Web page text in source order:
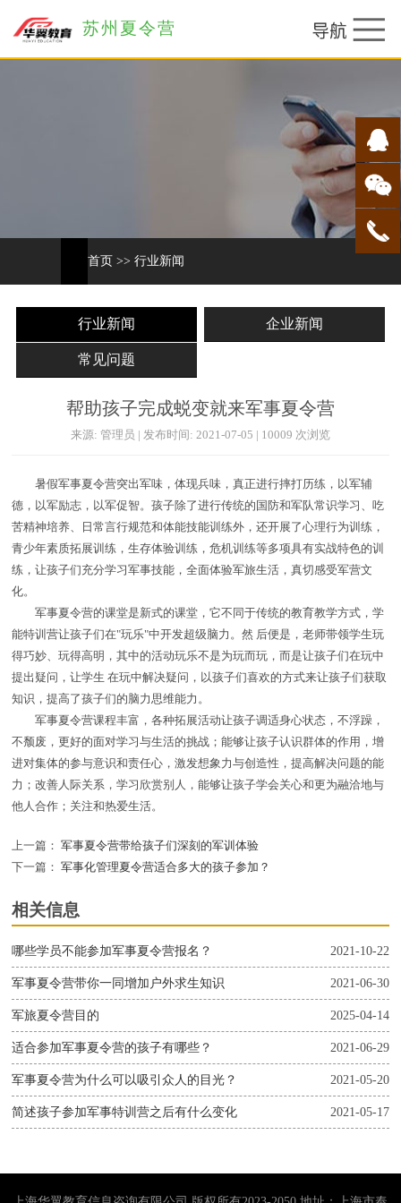
苏州夏令营
首页 >> 行业新闻
行业新闻 企业新闻
常见问题
帮助孩子完成蜕变就来军事夏令营
来源: 管理员 | 发布时间: 2021-07-05 | 10009 次浏览
暑假军事夏令营突出军味，体现兵味，真正进行摔打历练，以军辅
德，以军励志，以军促智。孩子除了进行传统的国防和军队常识学习、吃
苦精神培养、日常言行规范和体能技能训练外，还开展了心理行为训练，
青少年素质拓展训练，生存体验训练，危机训练等多项具有实战特色的训
练，让孩子们充分学习军事技能，全面体验军旅生活，真切感受军营文
化。
军事夏令营的课堂是新式的课堂，它不同于传统的教育教学方式，学
能特训营让孩子们在"玩乐"中开发超级脑力。然 后便是，老师带领学生玩
得巧妙、玩得高明，其中的活动玩乐不是为玩而玩，而是让孩子们在玩中
提出疑问，让学生 在玩中解决疑问，以孩子们喜欢的方式来让孩子们获取
知识，提高了孩子们的脑力思维能力。
军事夏令营课程丰富，各种拓展活动让孩子调适身心状态，不浮躁，
不颓废，更好的面对学习与生活的挑战；能够让孩子认识群体的作用，增
进对集体的参与意识和责任心，激发想象力与创造性，提高解决问题的能
力；改善人际关系，学习欣赏别人，能够让孩子学会关心和更为融洽地与
他人合作；关注和热爱生活。
上一篇： 军事夏令营带给孩子们深刻的军训体验
下一篇： 军事化管理夏令营适合多大的孩子参加？
相关信息
2021-10-22
哪些学员不能参加军事夏令营报名？
2021-06-30
军事夏令营带你一同增加户外求生知识
2025-04-14
军旅夏令营目的
2021-06-29
适合参加军事夏令营的孩子有哪些？
2021-05-20
军事夏令营为什么可以吸引众人的目光？
2021-05-17
简述孩子参加军事特训营之后有什么变化